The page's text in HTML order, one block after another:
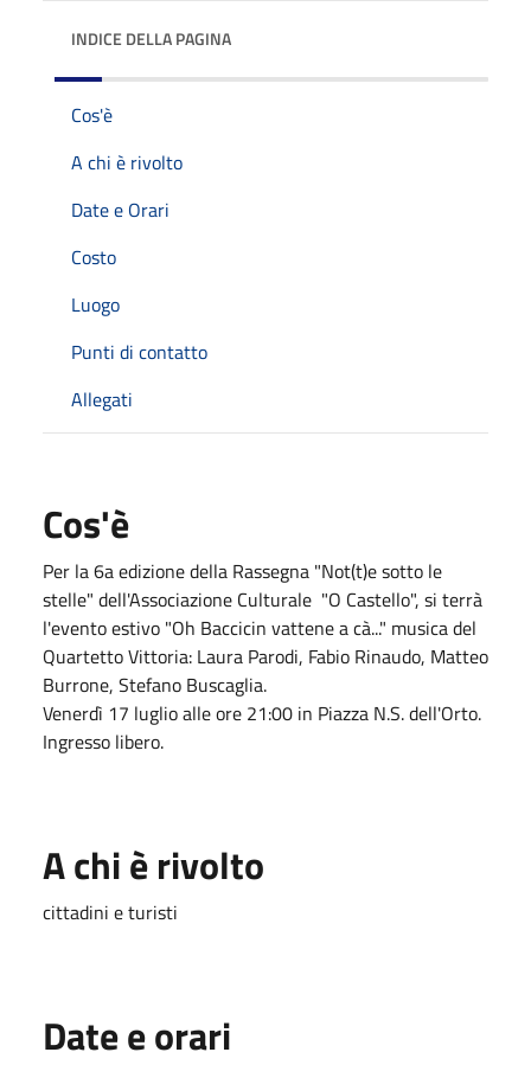
INDICE DELLA PAGINA
Cos'è
A chi è rivolto
Date e Orari
Costo
Luogo
Punti di contatto
Allegati
Cos'è
Per la 6a edizione della Rassegna "Not(t)e sotto le
stelle" dell'Associazione Culturale "O Castello", si terrà
l'evento estivo "Oh Baccicin vattene a cà..." musica del
Quartetto Vittoria: Laura Parodi, Fabio Rinaudo, Matteo
Burrone, Stefano Buscaglia.
Venerdì 17 luglio alle ore 21:00 in Piazza N.S. dell'Orto.
Ingresso libero.
A chi è rivolto
cittadini e turisti
Date e orari